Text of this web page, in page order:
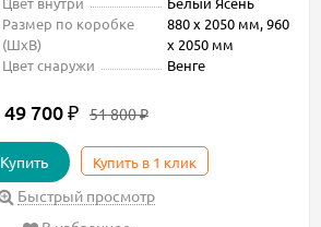
Размер по коробке
(ШxВ)
880 х 2050 мм, 960
х 2050 мм
Цвет снаружи
Венге
49 700 ₽ 51 800₽
Купить Купить в 1 клик
Быстрый просмотр